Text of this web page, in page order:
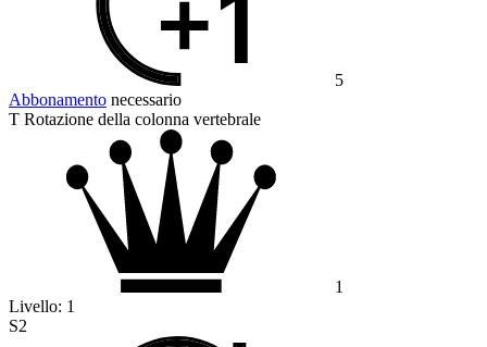
5
Abbonamento necessario
T Rotazione della colonna vertebrale
1
Livello: 1
S2